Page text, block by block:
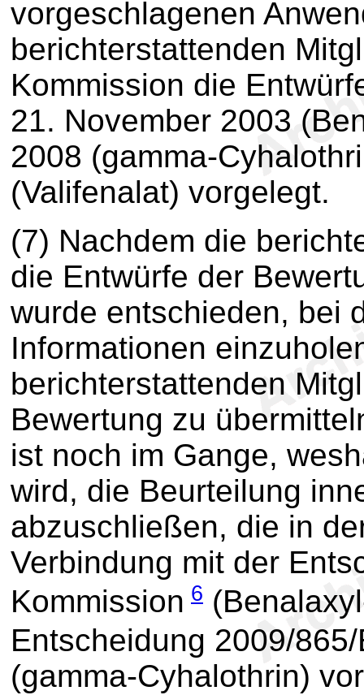
vorgeschlagenen
berichterstattenden
Kommission die
21. November 2003
2008 (gamma-
(Valifenalat) vorgelegt.
(7) Nachdem die
die Entwürfe der
wurde entschieden, bei
Informationen
berichterstattenden
Bewertung zu
ist noch im Gange,
wird, die Beurteilung
abzuschließen, die in
Verbindung mit der
Kommission 6
Entscheidung 2009/
(gamma-Cyhalothrin)